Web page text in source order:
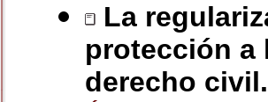
La
protección a
derecho